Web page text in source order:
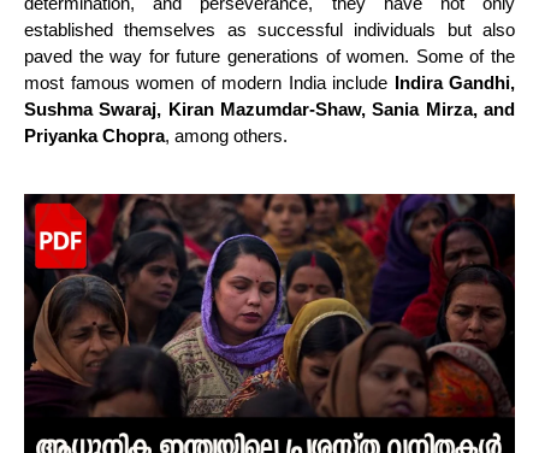
established themselves as successful individuals but also
paved the way for future generations of women. Some of the
most famous women of modern India include Indira Gandhi,
Sushma Swaraj, Kiran Mazumdar-Shaw, Sania Mirza, and
Priyanka Chopra, among others.